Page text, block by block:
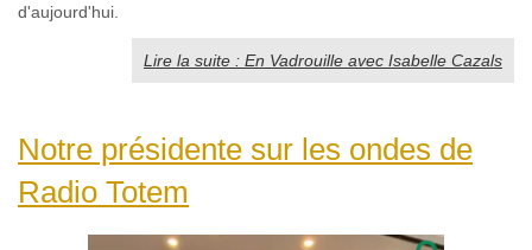
d'aujourd'hui.
Lire la suite : En Vadrouille avec Isabelle Cazals
Notre présidente sur les ondes de
Radio Totem